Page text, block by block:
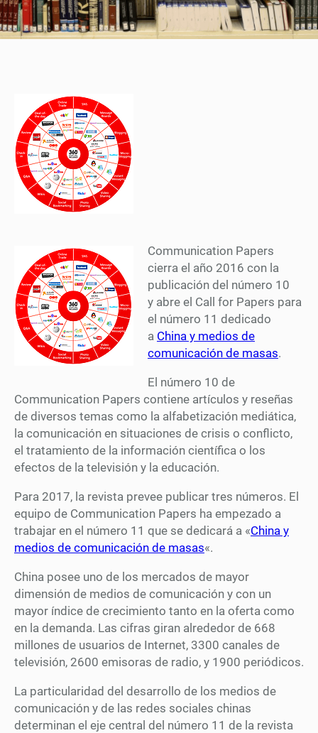
Communication Papers
cierra el año 2016 con la
publicación del número 10
y abre el Call for Papers para
el número 11 dedicado
a China y medios de
comunicación de masas.
El número 10 de
Communication Papers contiene artículos y reseñas
de diversos temas como la alfabetización mediática,
la comunicación en situaciones de crisis o conflicto,
el tratamiento de la información científica o los
efectos de la televisión y la educación.
Para 2017, la revista prevee publicar tres números. El
equipo de Communication Papers ha empezado a
trabajar en el número 11 que se dedicará a «China y
medios de comunicación de masas«.
China posee uno de los mercados de mayor
dimensión de medios de comunicación y con un
mayor índice de crecimiento tanto en la oferta como
en la demanda. Las cifras giran alrededor de 668
millones de usuarios de Internet, 3300 canales de
televisión, 2600 emisoras de radio, y 1900 periódicos.
La particularidad del desarrollo de los medios de
comunicación y de las redes sociales chinas
determinan el eje central del número 11 de la revista